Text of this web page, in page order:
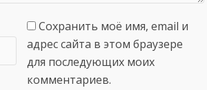
Сохранить моё имя, email и
адрес сайта в этом браузере
для последующих моих
комментариев.